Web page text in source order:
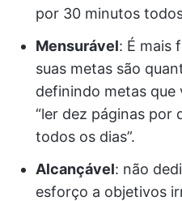
por 30 minutos
Mensurável: É mais
suas metas são
definindo metas que
“ler dez páginas por
todos os dias”.
Alcançável: não
esforço a objetivos